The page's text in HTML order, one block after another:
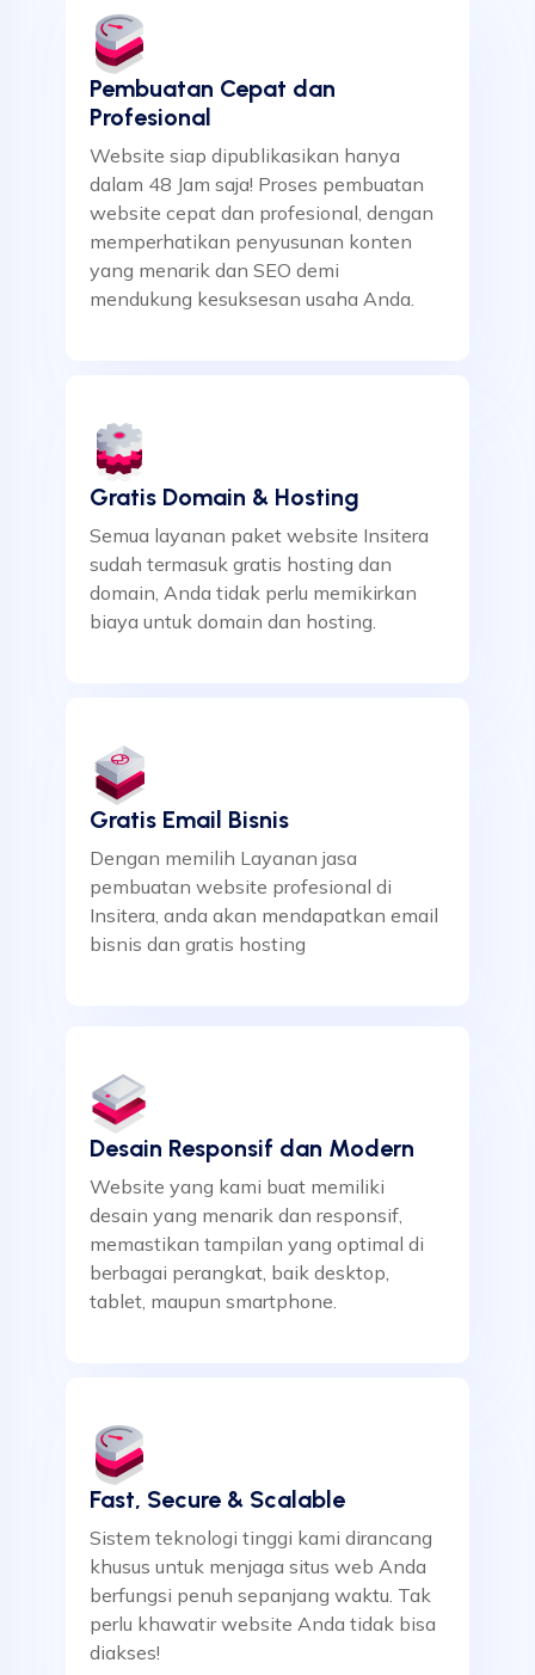
Pembuatan Cepat dan
Profesional
Website siap dipublikasikan hanya
dalam 48 Jam saja! Proses pembuatan
website cepat dan profesional, dengan
memperhatikan penyusunan konten
yang menarik dan SEO demi
mendukung kesuksesan usaha Anda.
Gratis Domain & Hosting
Semua layanan paket website Insitera
sudah termasuk gratis hosting dan
domain, Anda tidak perlu memikirkan
biaya untuk domain dan hosting.
Gratis Email Bisnis
Dengan memilih Layanan jasa
pembuatan website profesional di
Insitera, anda akan mendapatkan email
bisnis dan gratis hosting
Desain Responsif dan Modern
Website yang kami buat memiliki
desain yang menarik dan responsif,
memastikan tampilan yang optimal di
berbagai perangkat, baik desktop,
tablet, maupun smartphone.
Fast, Secure & Scalable
Sistem teknologi tinggi kami dirancang
khusus untuk menjaga situs web Anda
berfungsi penuh sepanjang waktu. Tak
perlu khawatir website Anda tidak bisa
diakses!